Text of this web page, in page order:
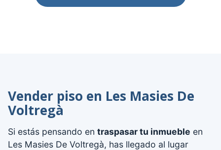
Vender piso en Les Masies De
Voltregà
Si estás pensando en traspasar tu inmueble en
Les Masies De Voltregà, has llegado al lugar